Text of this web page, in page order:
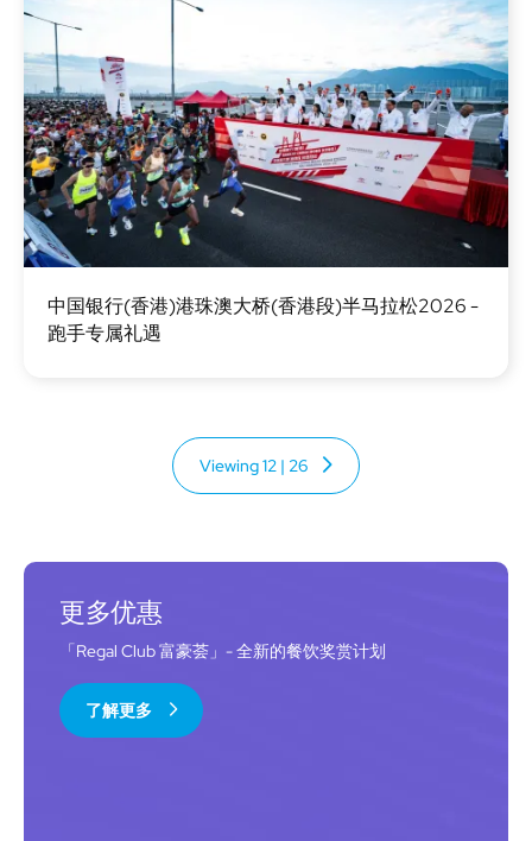
中国银行(香港)港珠澳大桥(香港段)半马拉松2026 -
跑手专属礼遇
Viewing12 | 26
更多优惠
「Regal Club 富豪荟」- 全新的餐饮奖赏计划
了解更多